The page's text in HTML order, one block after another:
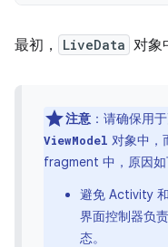
最初， LiveData 对象
注意 ：请确保用
ViewModel 对象中，
fragment 中，原因如
避免 Activity
界面控制器负
态。